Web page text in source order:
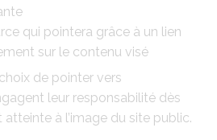
qui pointera grâce à un lien
sur le contenu visé
de pointer vers
leur responsabilité dès
atteinte à l’image du site public.